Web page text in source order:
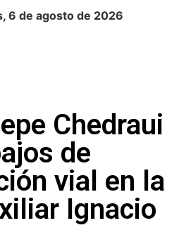
6 de agosto de 2026
Chedraui
de
vial en la
Ignacio